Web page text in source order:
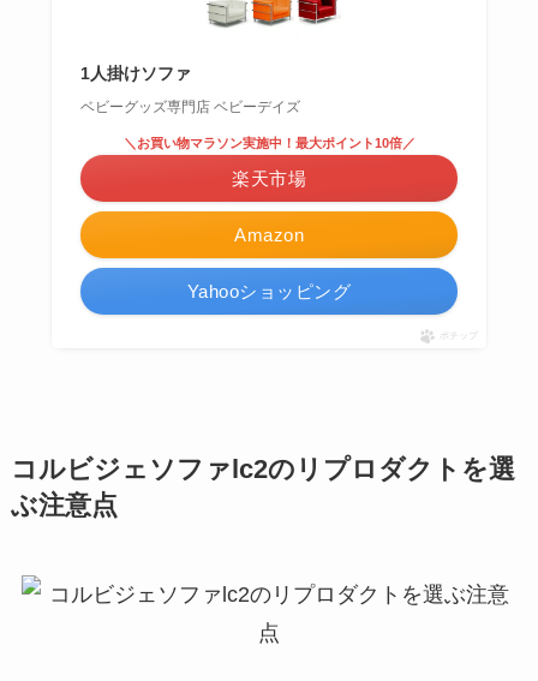
1人掛けソファ
ベビーグッズ専門店 ベビーデイズ
Amazon
＼お買い物マラソン実施中！最大ポイント10倍／
楽天市場
Yahooショッピング
ポチップ
コルビジェソファlc2のリプロダクトを選
ぶ注意点